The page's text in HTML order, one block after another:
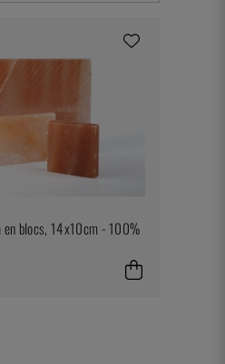
en blocs, 14x10cm - 100%